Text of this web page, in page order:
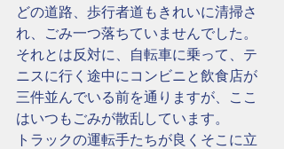
どの道路、歩行者道もきれいに清掃さ
れ、ごみ一つ落ちていませんでした。
それとは反対に、自転車に乗って、テ
ニスに行く途中にコンビニと飲食店が
三件並んでいる前を通りますが、ここ
はいつもごみが散乱しています。
トラックの運転手たちが良くそこに立